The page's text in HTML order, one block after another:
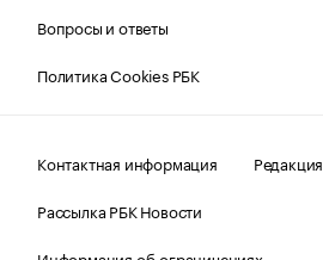
Вопросы и ответы
Политика Cookies РБК
Контактная информация
Редакция
Рассылка РБК Новости